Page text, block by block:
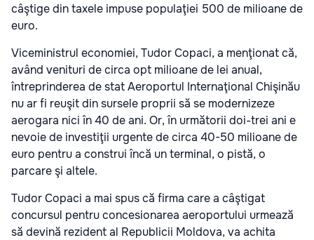
câştige din taxele impuse populaţiei 500 de milioane de
euro.
Viceministrul economiei, Tudor Copaci, a menţionat că,
având venituri de circa opt milioane de lei anual,
întreprinderea de stat Aeroportul Internaţional Chişinău
nu ar fi reuşit din sursele proprii să se modernizeze
aerogara nici în 40 de ani. Or, în următorii doi-trei ani e
nevoie de investiţii urgente de circa 40-50 milioane de
euro pentru a construi încă un terminal, o pistă, o
parcare şi altele.
Tudor Copaci a mai spus că firma care a câştigat
concursul pentru concesionarea aeroportului urmează
să devină rezident al Republicii Moldova, va achita